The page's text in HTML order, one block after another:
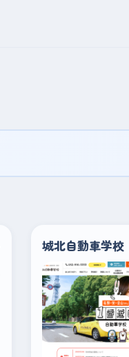
城北自動車学校